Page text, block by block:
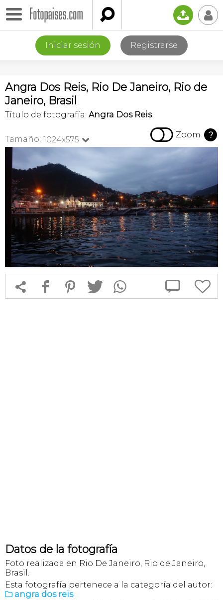
 📤 👤
Iniciar sesión Registrarse
Angra Dos Reis, Rio De Janeiro, Rio de
Janeiro, Brasil
Título de fotografía: Angra Dos Reis
Tamaño: 1024x575   Zoom ?
 f 1 T  
Datos de la fotografía
Foto realizada en Rio De Janeiro, Rio de Janeiro,
Brasil.
Esta fotografía pertenece a la categoría del autor:
 angra dos reis